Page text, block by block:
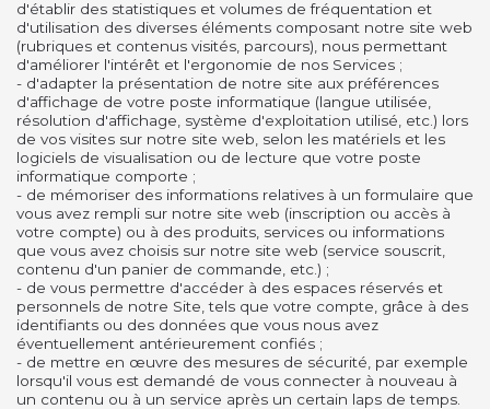
d'établir des statistiques et volumes de fréquentation et
d'utilisation des diverses éléments composant notre site web
(rubriques et contenus visités, parcours), nous permettant
d'améliorer l'intérêt et l'ergonomie de nos Services ;
- d'adapter la présentation de notre site aux préférences
d'affichage de votre poste informatique (langue utilisée,
résolution d'affichage, système d'exploitation utilisé, etc.) lors
de vos visites sur notre site web, selon les matériels et les
logiciels de visualisation ou de lecture que votre poste
informatique comporte ;
- de mémoriser des informations relatives à un formulaire que
vous avez rempli sur notre site web (inscription ou accès à
votre compte) ou à des produits, services ou informations
que vous avez choisis sur notre site web (service souscrit,
contenu d'un panier de commande, etc.) ;
- de vous permettre d'accéder à des espaces réservés et
personnels de notre Site, tels que votre compte, grâce à des
identifiants ou des données que vous nous avez
éventuellement antérieurement confiés ;
- de mettre en œuvre des mesures de sécurité, par exemple
lorsqu'il vous est demandé de vous connecter à nouveau à
un contenu ou à un service après un certain laps de temps.